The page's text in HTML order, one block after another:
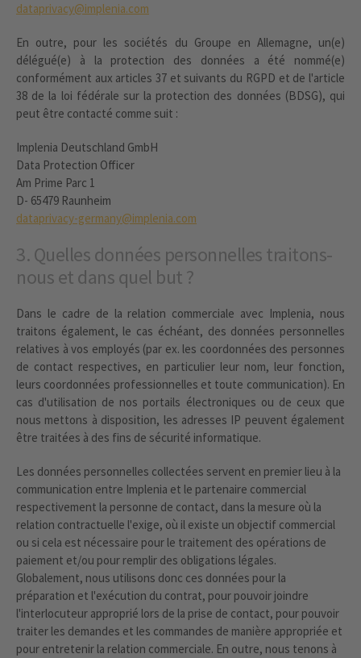
dataprivacy@implenia.com
En outre, pour les sociétés du Groupe en Allemagne, un(e)
délégué(e) à la protection des données a été nommé(e)
conformément aux articles 37 et suivants du RGPD et de l'article
38 de la loi fédérale sur la protection des données (BDSG), qui
peut être contacté comme suit :
Implenia Deutschland GmbH
Data Protection Officer
Am Prime Parc 1
D- 65479 Raunheim
dataprivacy-germany@implenia.com
3. Quelles données personnelles traitons-
nous et dans quel but ?
Dans le cadre de la relation commerciale avec Implenia, nous
traitons également, le cas échéant, des données personnelles
relatives à vos employés (par ex. les coordonnées des personnes
de contact respectives, en particulier leur nom, leur fonction,
leurs coordonnées professionnelles et toute communication). En
cas d'utilisation de nos portails électroniques ou de ceux que
nous mettons à disposition, les adresses IP peuvent également
être traitées à des fins de sécurité informatique.
Les données personnelles collectées servent en premier lieu à la
communication entre Implenia et le partenaire commercial
respectivement la personne de contact, dans la mesure où la
relation contractuelle l'exige, où il existe un objectif commercial
ou si cela est nécessaire pour le traitement des opérations de
paiement et/ou pour remplir des obligations légales.
Globalement, nous utilisons donc ces données pour la
préparation et l'exécution du contrat, pour pouvoir joindre
l'interlocuteur approprié lors de la prise de contact, pour pouvoir
traiter les demandes et les commandes de manière appropriée et
pour entretenir la relation commerciale. En outre, nous tenons à